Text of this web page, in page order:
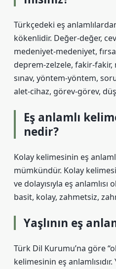
Türkçedeki eş
kökenlidir. Değer-değer,
medeniyet-medeniyet,
deprem-zelzele, fakir-fakir,
sınav, yöntem-yöntem,
alet-cihaz, görev-görev,
Eş anlamlı
nedir?
Kolay kelimesinin eş
mümkündür. Kolay
ve dolayısıyla eş
basit, kolay, zahmetsiz,
Yaşlının eş
Türk Dil Kurumu’na göre
kelimesinin eş anlamlısıdır.